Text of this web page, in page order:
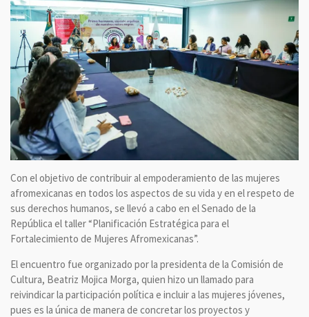
Con el objetivo de contribuir al empoderamiento de las mujeres
afromexicanas en todos los aspectos de su vida y en el respeto de
sus derechos humanos, se llevó a cabo en el Senado de la
República el taller “Planificación Estratégica para el
Fortalecimiento de Mujeres Afromexicanas”.
El encuentro fue organizado por la presidenta de la Comisión de
Cultura, Beatriz Mojica Morga, quien hizo un llamado para
reivindicar la participación política e incluir a las mujeres jóvenes,
pues es la única de manera de concretar los proyectos y